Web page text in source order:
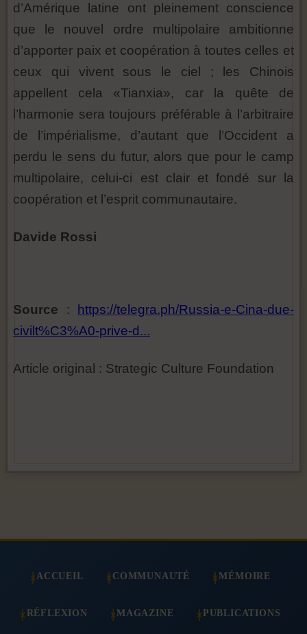
d’Amérique latine ont pleinement conscience
que le nouvel ordre multipolaire ambitionne
d’apporter paix et coopération à toutes celles et
ceux qui vivent sous le ciel ; les Chinois
appellent cela «Tianxia», car la quête de
l’harmonie sera toujours préférable à l’arbitraire
de l’impérialisme, d’autant que l’Occident a
perdu le sens du futur, alors que pour le camp
multipolaire, celui-ci est clair et fondé sur la
coopération et l’esprit communautaire.
Davide Rossi
Source :
https://telegra.ph/Russia-e-Cina-due-
civilt%C3%A0-prive-d...
Article original : Strategic Culture Foundation
ACCUEIL COMMUNAUTÉ MÉMOIRE
RÉFLEXION MAGAZINE PUBLICATIONS